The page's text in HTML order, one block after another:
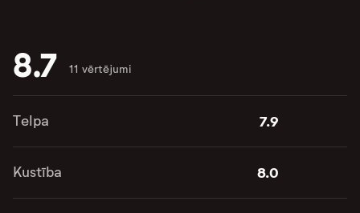
8.7 11 vērtējumi
Telpa 7.9
Kustība 8.0